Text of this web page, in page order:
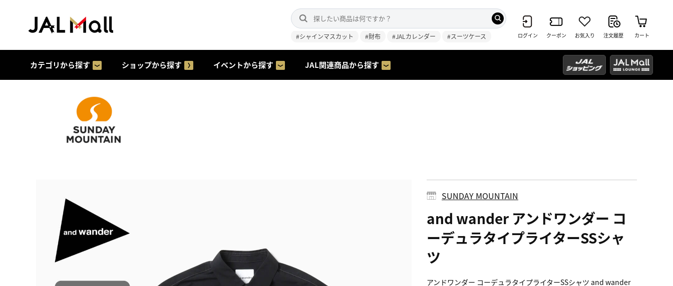
#シャインマスカット #財布 #JALカレンダー #スーツケース ログイン クーポン お気入り 注文履歴 カート
カテゴリから探す ショップから探す イベントから探す JAL関連商品から探す
SUNDAY MOUNTAIN
and wander アンドワンダー コ
ーデュラタイプライターSSシャ
ツ
アンドワンダー コーデュラタイプライターSSシャツ and wander